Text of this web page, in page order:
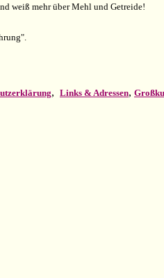
weiß mehr über Mehl und Getreide!
, Links & Adressen,